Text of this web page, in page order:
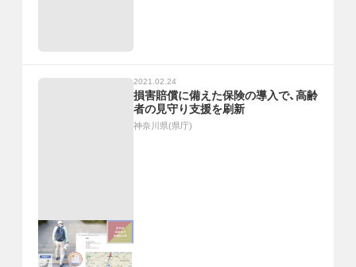
2021.02.24
損害賠償に備えた保険の導入で、高齢
者の見守り支援を刷新
神奈川県(県庁)